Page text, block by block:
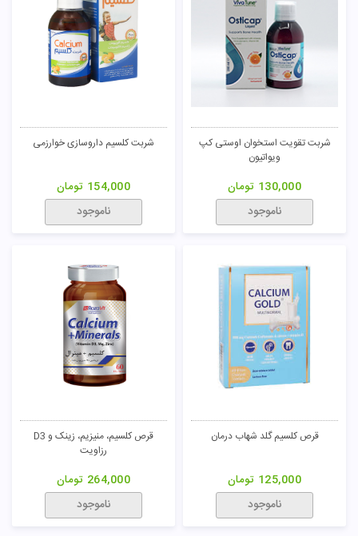
شربت تقویت استخوان اوستی کپ
ویواتیون
130,000 تومان
ناموجود
شربت کلسیم داروسازی خوارزمی
154,000 تومان
ناموجود
قرص کلسیم گلد شهاب درمان
125,000 تومان
ناموجود
قرص کلسیم، منیزیم، زینک و D3
رزاویت
264,000 تومان
ناموجود